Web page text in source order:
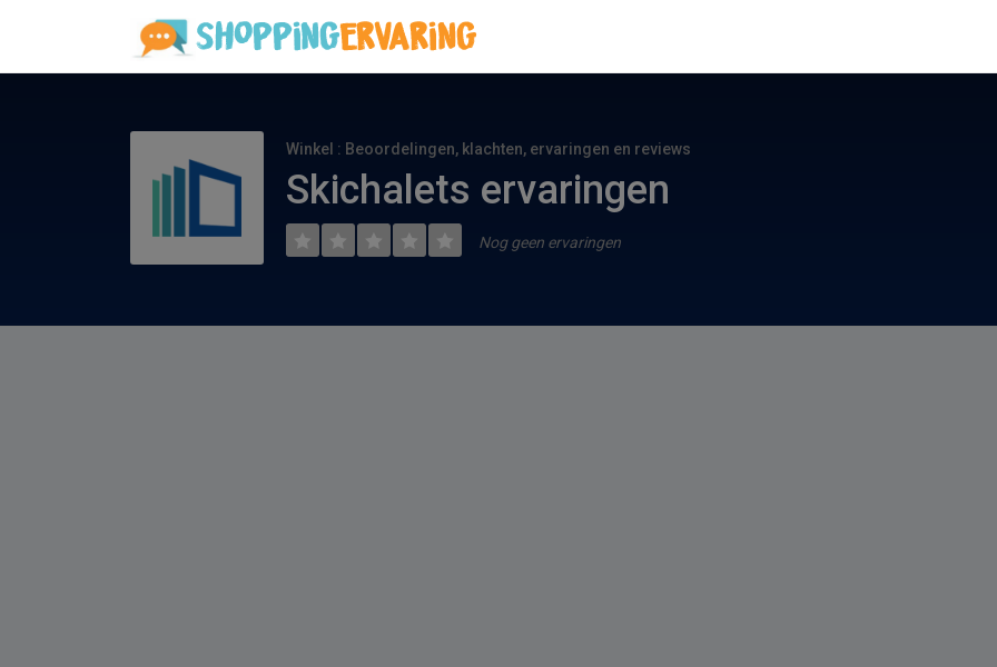
Winkel : Beoordelingen, klachten, ervaringen en reviews
Skichalets ervaringen
Nog geen ervaringen